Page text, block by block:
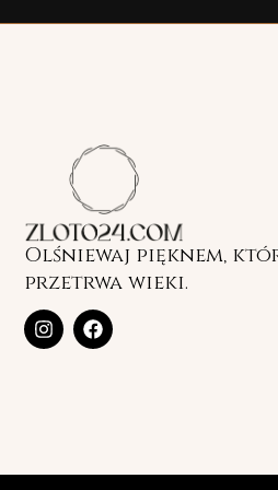
Olśniewaj pięknem,
przetrwa wieki.
I
n
m
F
a